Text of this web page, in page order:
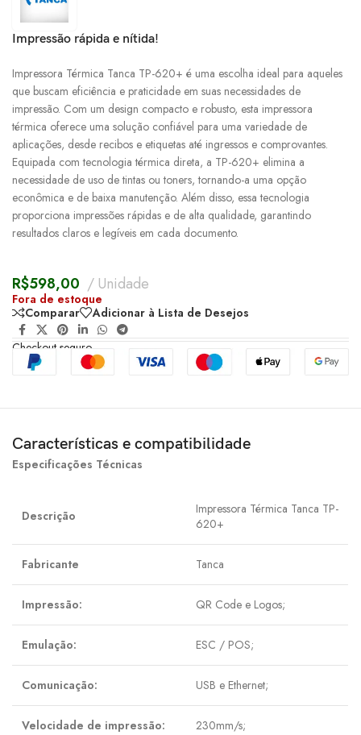
Impressão rápida e nítida!
Impressora Térmica Tanca TP-620+ é uma escolha ideal para aqueles
que buscam eficiência e praticidade em suas necessidades de
impressão. Com um design compacto e robusto, esta impressora
térmica oferece uma solução confiável para uma variedade de
aplicações, desde recibos e etiquetas até ingressos e comprovantes.
Equipada com tecnologia térmica direta, a TP-620+ elimina a
necessidade de uso de tintas ou toners, tornando-a uma opção
econômica e de baixa manutenção. Além disso, essa tecnologia
proporciona impressões rápidas e de alta qualidade, garantindo
resultados claros e legíveis em cada documento.
R$598,00 Unidade
Fora de estoque
Comparar
Adicionar à Lista de Desejos
Checkout seguro
Características e compatibilidade
Especificações Técnicas
Descrição
Impressora Térmica Tanca TP-
620+
Fabricante Tanca
Impressão: QR Code e Logos;
Emulação: ESC / POS;
Comunicação: USB e Ethernet;
Velocidade de impressão: 230mm/s;